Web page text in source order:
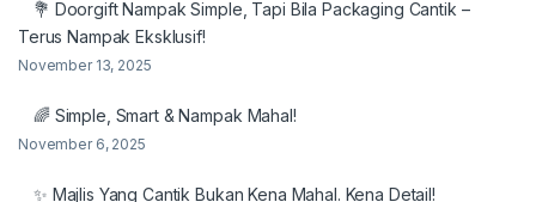
💐 Doorgift Nampak Simple, Tapi Bila Packaging Cantik –
Terus Nampak Eksklusif!
November 13, 2025
🌈 Simple, Smart & Nampak Mahal!
November 6, 2025
✨ Majlis Yang Cantik Bukan Kena Mahal. Kena Detail!